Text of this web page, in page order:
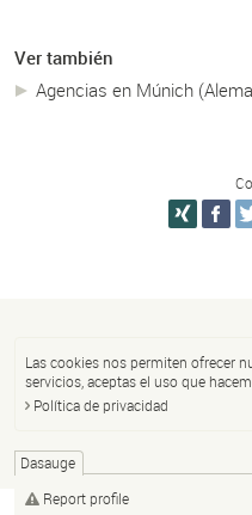
Ver también
Agencias en Múnich
Las cookies nos permiten ofrecer
servicios, aceptas el uso que
Política de privacidad
Dasauge
Report profile